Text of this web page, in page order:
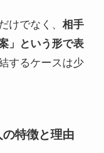
けでなく、 相手
」という形で表
するケースは少
の特徴と理由